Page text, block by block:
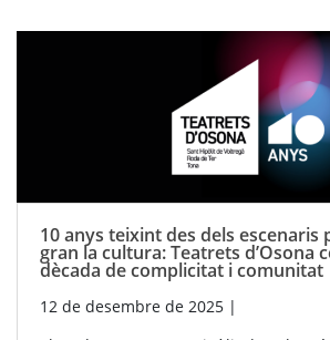
10 anys teixint des dels escenaris
gran la cultura: Teatrets d’Osona
dècada de complicitat i comunitat
12 de desembre de 2025 |